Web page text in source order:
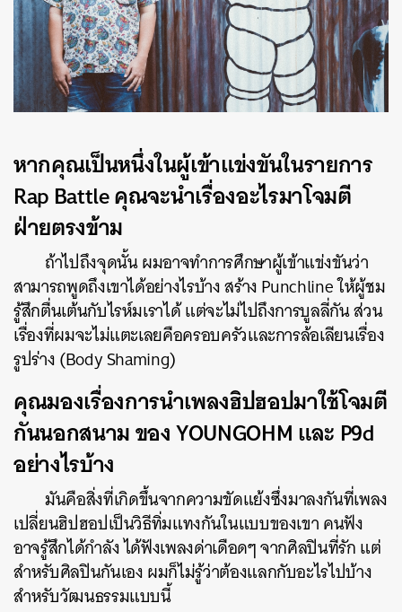
หากคุณเป็นหนึ่งในผู้เข้าแข่งขันในรายการ
Rap Battle คุณจะนำเรื่องอะไรมาโจมตี
ฝ่ายตรงข้าม
ถ้าไปถึงจุดนั้น ผมอาจทำการศึกษาผู้เข้าแข่งขันว่า
สามารถพูดถึงเขาได้อย่างไรบ้าง สร้าง Punchline ให้ผู้ชม
รู้สึกตื่นเต้นกับไรห์มเราได้ แต่จะไม่ไปถึงการบูลลี่กัน ส่วน
เรื่องที่ผมจะไม่แตะเลยคือครอบครัวและการล้อเลียนเรื่อง
รูปร่าง (Body Shaming)
คุณมองเรื่องการนำเพลงฮิปฮอปมาใช้โจมตี
กันนอกสนาม ของ YOUNGOHM และ P9d
อย่างไรบ้าง
มันคือสิ่งที่เกิดขึ้นจากความขัดแย้งซึ่งมาลงกันที่เพลง
เปลี่ยนฮิปฮอปเป็นวิธีทิ่มแทงกันในแบบของเขา คนฟัง
อาจรู้สึกได้กำลัง ได้ฟังเพลงด่าเดือดๆ จากศิลปินที่รัก แต่
สำหรับศิลปินกันเอง ผมก็ไม่รู้ว่าต้องแลกกับอะไรไปบ้าง
สำหรับวัฒนธรรมแบบนี้